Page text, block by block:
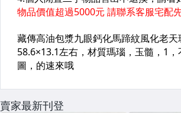
賣家最新刊登